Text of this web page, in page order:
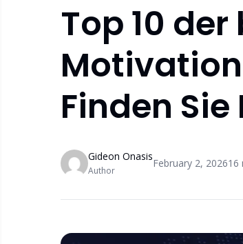
Top 10
Finden
Gideon Onasis
Author
February 2, 202616